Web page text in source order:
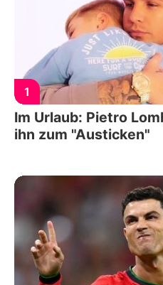
1
Im Urlaub: Pietro
ihn zum "Austicken"